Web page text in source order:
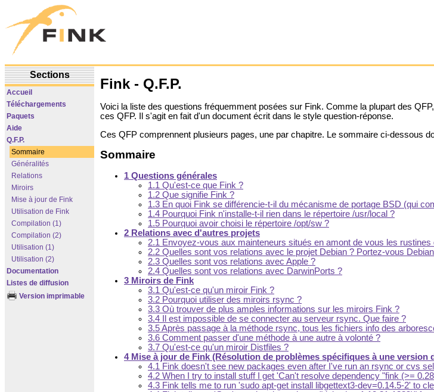
Sections
Accueil
Téléchargements
Paquets
Aide
Q.F.P.
Sommaire
Généralités
Relations
Miroirs
Mise à jour de Fink
Utilisation de Fink
Compilation (1)
Compilation (2)
Utilisation (1)
Utilisation (2)
Documentation
Listes de diffusion
Version imprimable
Fink - Q.F.P.
Voici la liste des questions fréquemment posées sur Fink. Comme la plupart des
ces QFP. Il s'agit en fait d'un document écrit dans le style question-réponse.
Ces QFP comprennent plusieurs pages, une par chapitre. Le sommaire ci-dessous
Sommaire
1 Questions générales
1.1 Qu'est-ce que Fink ?
1.2 Que signifie Fink ?
1.3 En quoi Fink se différencie-t-il du mécanisme de portage BSD (qui
1.4 Pourquoi Fink n'installe-t-il rien dans le répertoire /usr/local ?
1.5 Pourquoi avoir choisi le répertoire /opt/sw ?
2 Relations avec d'autres projets
2.1 Envoyez-vous aux mainteneurs situés en amont de vous les rustines
2.2 Quelles sont vos relations avec le projet Debian ? Portez-vous
2.3 Quelles sont vos relations avec Apple ?
2.4 Quelles sont vos relations avec DarwinPorts ?
3 Miroirs de Fink
3.1 Qu'est-ce qu'un miroir Fink ?
3.2 Pourquoi utiliser des miroirs rsync ?
3.3 Où trouver de plus amples informations sur les miroirs Fink ?
3.4 Il est impossible de se connecter au serveur rsync. Que faire ?
3.5 Après passage à la méthode rsync, tous les fichiers info des
3.6 Comment passer d'une méthode à une autre à volonté ?
3.7 Qu'est-ce qu'un miroir Distfiles ?
4 Mise à jour de Fink (Résolution de problèmes spécifiques à une version
4.1 Fink doesn't see new packages even after I've run an rsync or cvs
4.2 When I try to install stuff I get 'Can't resolve dependency "fink (>=
4.3 Fink tells me to run 'sudo apt-get install libgettext3-dev=0.14.5-2' to